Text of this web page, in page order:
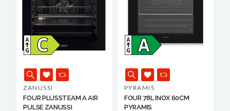
ZANUSSI
FOUR PLUSSTEAM A AIR
PULSE ZANUSSI
PYRAMIS
FOUR 78L INOX 60CM
PYRAMIS